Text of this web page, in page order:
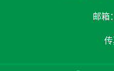
邮箱
传